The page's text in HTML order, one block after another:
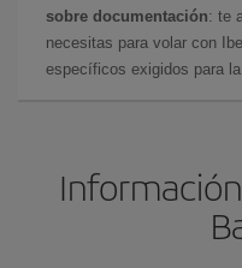
sobre documentación: te
necesitas para volar con
específicos exigidos para